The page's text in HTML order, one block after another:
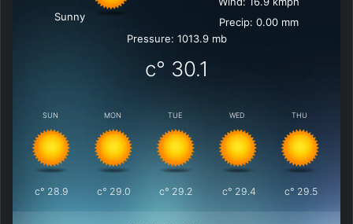
Sunny
Precip: 0.00 mm
Pressure: 1013.9 mb
30.1
°c
SUN
28.9
°c
MON
29.0
°c
TUE
29.2
°c
WED
29.4
°c
THU
29.5
°c